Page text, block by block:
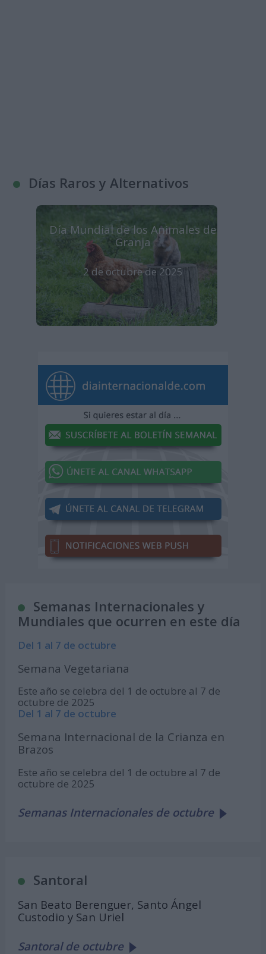
Días Raros y Alternativos
Día Mundial de los Animales de
Granja
2 de octubre de 2025
Semanas Internacionales y
Mundiales que ocurren en este día
Del 1 al 7 de octubre
Semana Vegetariana
Este año se celebra del 1 de octubre al 7 de
octubre de 2025
Del 1 al 7 de octubre
Semana Internacional de la Crianza en
Brazos
Este año se celebra del 1 de octubre al 7 de
octubre de 2025
Semanas Internacionales de octubre
Santoral
San Beato Berenguer, Santo Ángel
Custodio y San Uriel
Santoral de octubre